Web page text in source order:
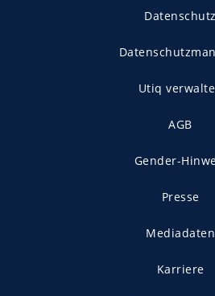
Datenschutz
Utiq
AGB
Gender-
Presse
Mediadaten
Karriere